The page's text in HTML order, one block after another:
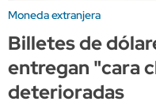
Moneda extranjera
Billetes de
entregan "cara
deterioradas